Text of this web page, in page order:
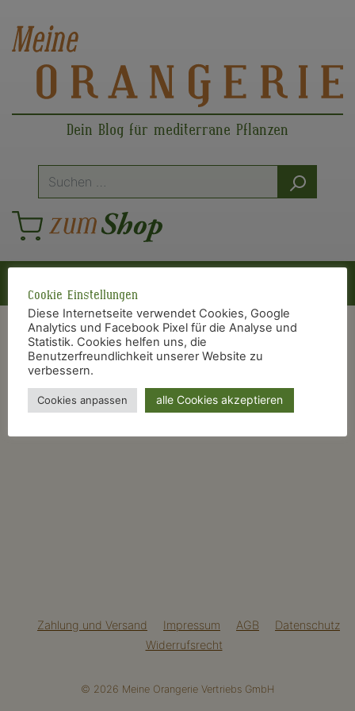
Dein Blog für mediterrane Pflanzen
Suche
nach:
Hauptnavigation
Meine Orangerie Gästebuch
Zahlung und Versand Impressum AGB
Datenschutz
Widerrufsrecht
© 2026 Meine Orangerie Vertriebs GmbH
Cookie Einstellungen
Diese Internetseite verwendet Cookies, Google
Analytics und Facebook Pixel für die Analyse und
Statistik. Cookies helfen uns, die
Benutzerfreundlichkeit unserer Website zu
verbessern.
Cookies anpassen alle Cookies akzeptieren